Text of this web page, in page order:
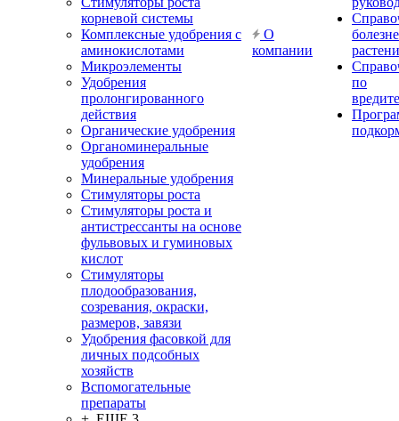
корневой системы
Комплексные удобрения с
аминокислотами
Микроэлементы
Удобрения
пролонгированного
действия
Органические удобрения
Органоминеральные
удобрения
Минеральные удобрения
Стимуляторы роста
Стимуляторы роста и
антистрессанты на основе
фульвовых и гуминовых
кислот
Стимуляторы
плодообразования,
созревания, окраски,
размеров, завязи
Удобрения фасовкой для
личных подсобных
хозяйств
Вспомогательные
препараты
О
компании
по